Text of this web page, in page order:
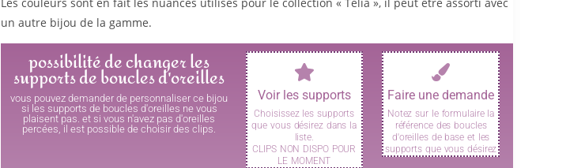
un autre bijou de la gamme.
possibilité de changer les
supports de boucles d'oreilles
vous pouvez demander de personnaliser ce bijou
si les supports de boucles d'oreilles ne vous
plaisent pas. et si vous n'avez pas d'oreilles
percées, il est possible de choisir des clips.
Voir les supports
Choisissez les supports
que vous désirez dans la
liste.
CLIPS NON DISPO POUR
LE MOMENT
Faire une demande
Notez sur le formulaire la
référence des boucles
d'oreilles de base et les
supports que vous désirez